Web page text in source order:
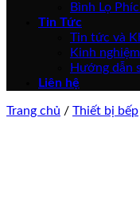
Bình Lọ
Tin Tức
Tin tức và
Kinh
Hướng dẫn
Liên hệ
Trang chủ / Thiết bị bếp